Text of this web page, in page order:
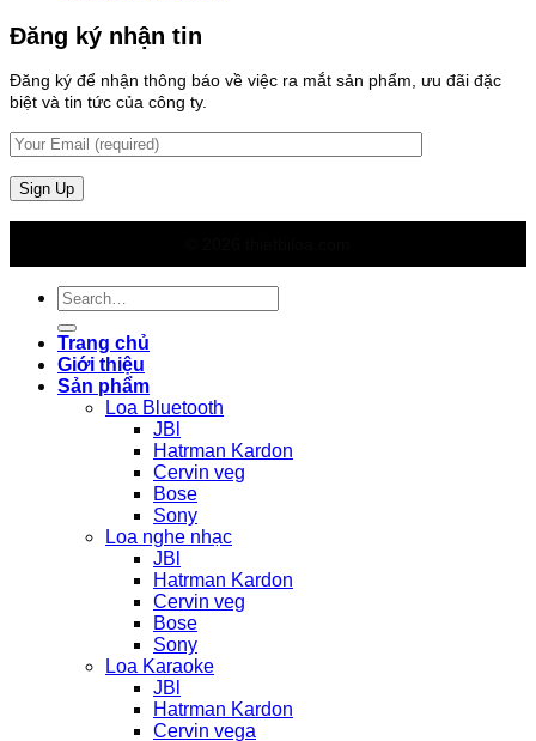
Đăng ký nhận tin
Đăng ký để nhận thông báo về việc ra mắt sản phẩm, ưu đãi đặc
biệt và tin tức của công ty.
Search
for:
Trang chủ
Giới thiệu
Sản phẩm
Loa Bluetooth
JBl
Hatrman Kardon
Cervin veg
Bose
Sony
Loa nghe nhạc
JBl
Hatrman Kardon
Cervin veg
Bose
Sony
Loa Karaoke
JBl
Hatrman Kardon
Cervin vega